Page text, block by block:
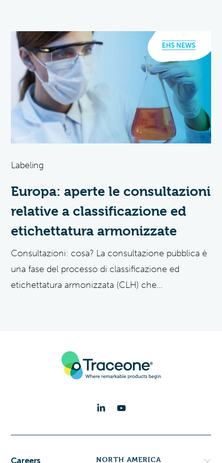
Labeling
Europa: aperte le consultazioni
relative a classificazione ed
etichettatura armonizzate
Consultazioni: cosa? La consultazione pubblica è
una fase del processo di classificazione ed
etichettatura armonizzata (CLH) che...
Careers NORTH AMERICA